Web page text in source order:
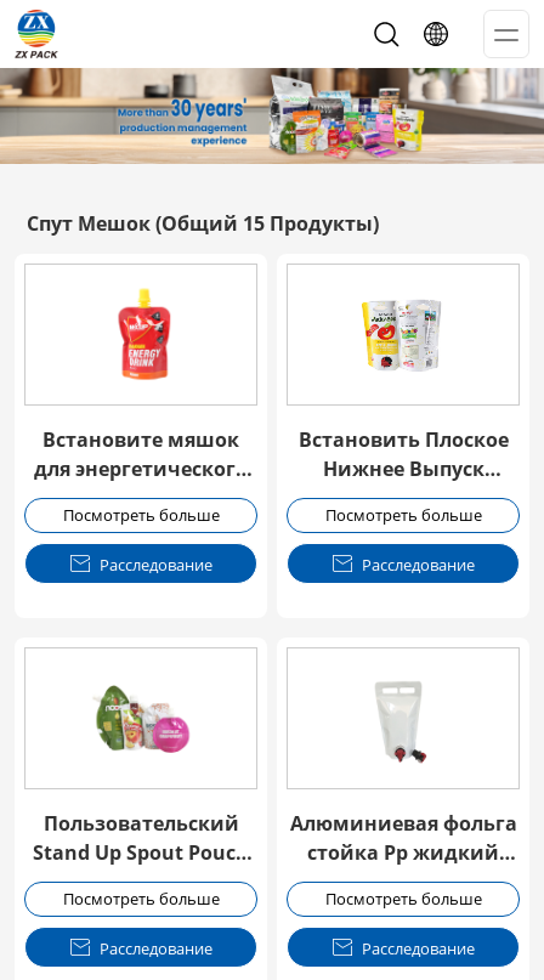
Спут Мешок(Общий 15 Продукты)
Встановите мяшок
для энергетического
напитка
Посмотреть больше
 Расследование
Встановить Плоское
Нижнее Выпуск
Мешок с клапаном
Посмотреть больше
 Расследование
Пользовательский
Stand Up Spout Pouch
для упаковки сока
детской еды
Посмотреть больше
 Расследование
Алюминиевая фольга
стойка Pp жидкий
мешок с краном
клапан
Посмотреть больше
 Расследование